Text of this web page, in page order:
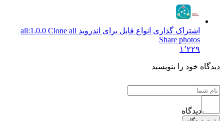
اشتراک گذاری انواع فایل برای اندروید all: 1.0.0 Clone all
Share photos
۱٬۲۲۹
دیدگاه خود را بنویسید
دیدگاه